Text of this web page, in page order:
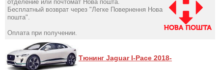
отделение или почтомат Нова пошта.
Бесплатный возврат через "Легке Повернення Нова
пошта".
Оплата при получении.
Тюнинг Jaguar I-Pace 2018-